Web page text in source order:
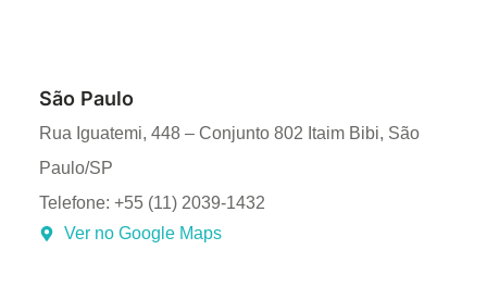
São Paulo
Rua Iguatemi, 448 – Conjunto 802 Itaim Bibi, São
Paulo/SP
Telefone: +55 (11) 2039-1432
Ver no Google Maps